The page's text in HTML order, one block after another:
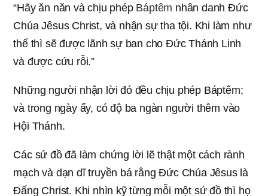
“Hãy ăn năn và chịu phép Báptêm nhân danh Đức
Chúa Jêsus Christ, và nhận sự tha tội. Khi làm như
thế thì sẽ được lãnh sự ban cho Đức Thánh Linh
và được cứu rỗi.”
Những người nhận lời đó đều chịu phép Báptêm;
và trong ngày ấy, có độ ba ngàn người thêm vào
Hội Thánh.
Các sứ đồ đã làm chứng lời lẽ thật một cách rành
mạch và dạn dĩ truyền bá rằng Đức Chúa Jêsus là
Đấng Christ. Khi nhìn kỹ từng mỗi một sứ đồ thì họ